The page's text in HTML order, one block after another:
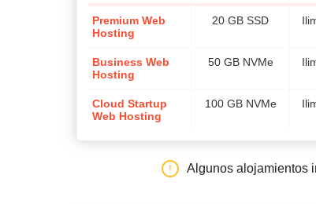
Premium Web
Hosting
20 GB SSD
Business Web
Hosting
50 GB NVMe
Cloud Startup
Web Hosting
100 GB NVMe
Algunos alojamientos